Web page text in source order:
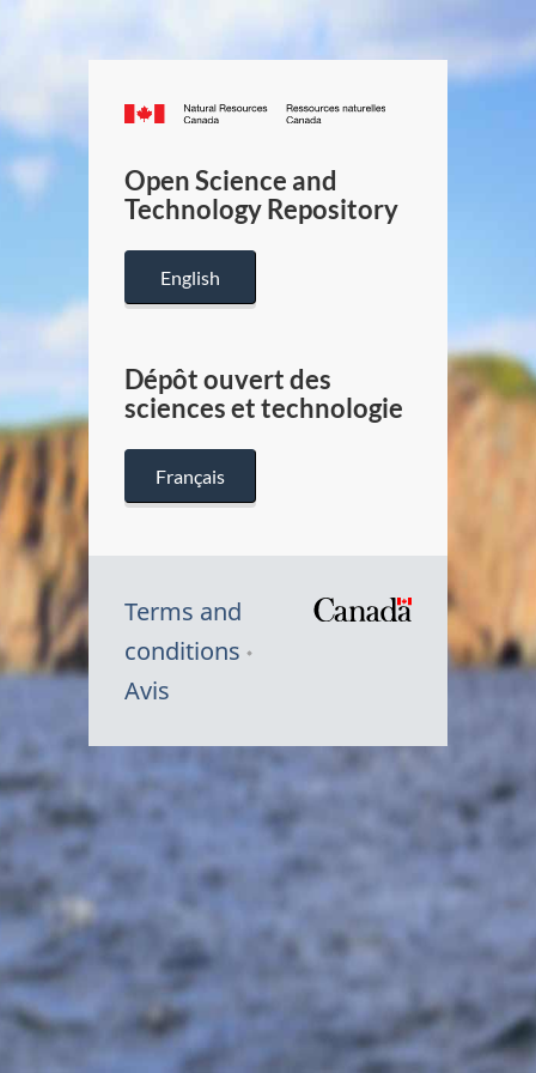
Canada.ca
/
Canada
Open Science and
Technology Repository
English
Dépôt ouvert des
sciences et technologie
Français
Terms and
conditions
Avis
Symbole
Canada